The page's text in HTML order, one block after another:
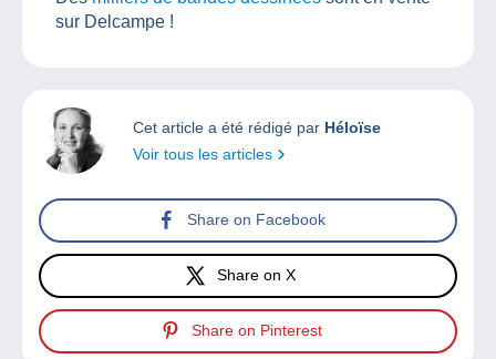
sur Delcampe !
Cet article a été rédigé par Héloïse
Voir tous les articles
Share on Facebook
Share on X
Share on Pinterest